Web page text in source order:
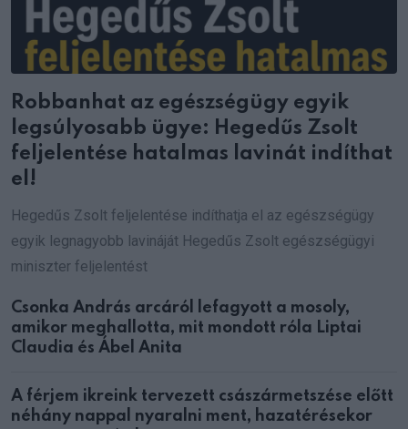
Robbanhat az egészségügy egyik
legsúlyosabb ügye: Hegedűs Zsolt
feljelentése hatalmas lavinát indíthat
el!
Hegedűs Zsolt feljelentése indíthatja el az egészségügy
egyik legnagyobb lavináját Hegedűs Zsolt egészségügyi
miniszter feljelentést
Csonka András arcáról lefagyott a mosoly,
amikor meghallotta, mit mondott róla Liptai
Claudia és Ábel Anita
A férjem ikreink tervezett császármetszése előtt
néhány nappal nyaralni ment, hazatérésekor